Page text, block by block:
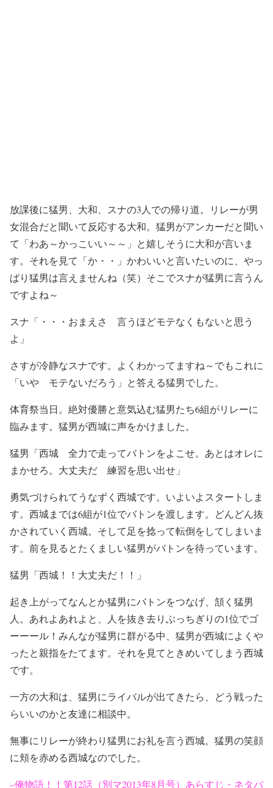
放課後に猛男、大和、スナの3人での帰り道。リレーが男
女混合だと聞いて反応する大和。猛男がアンカーだと聞い
て「わあ～かっこいい～～」と嬉しそうに大和が言いま
す。それを見て「か・・」かわいいと言いたいのに、やっ
ぱり猛男は言えませんね（笑）そこでスナが猛男に言うん
ですよね～
スナ「・・・おまえさ 言うほどモテなくもないと思う
よ」
さすが冷静なスナです。よくわかってますね～でもこれに
「いや モテないだろう」と答える猛男でした。
体育祭当日。絶対優勝と意気込む猛男たち6組がリレーに
臨みます。猛男が西城に声をかけました。
猛男「西城 全力で走ってバトンをよこせ。あとはオレに
まかせろ。大丈夫だ 練習を思い出せ」
勇気づけられてうなずく西城です。いよいよスタートしま
す。西城までは6組が1位でバトンを渡します。どんどん抜
かされていく西城。そして足を捻って転倒をしてしまいま
す。前を見るとたくましい猛男がバトンを待っています。
猛男「西城！！大丈夫だ！！」
起き上がってなんとか猛男にバトンをつなげ、頷く猛男
人。あれよあれよと、人を抜き去りぶっちぎりの1位でゴ
ーーール！みんなが猛男に群がる中、猛男が西城によくや
ったと親指をたてます。それを見てときめいてしまう西城
です。
一方の大和は、猛男にライバルが出てきたら、どう戦った
らいいのかと友達に相談中。
無事にリレーが終わり猛男にお礼を言う西城。猛男の笑顔
に頬を赤める西城なのでした。
–俺物語！！第12話（別マ2013年8月号）あらすじ・ネタバ